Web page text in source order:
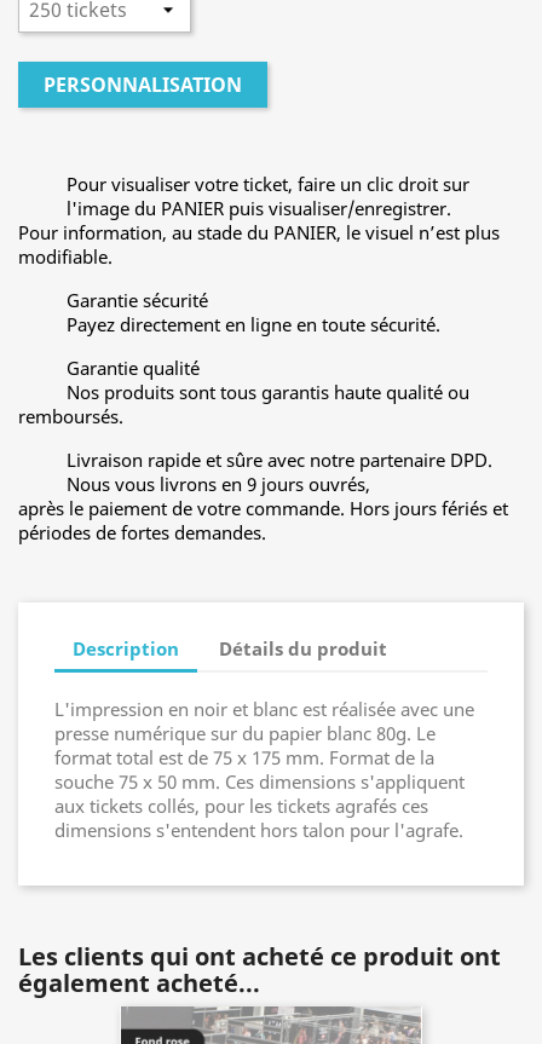
PERSONNALISATION
Pour visualiser votre ticket, faire un clic droit sur
l'image du PANIER puis visualiser/enregistrer.
Pour information, au stade du PANIER, le visuel n’est plus
modifiable.
Garantie sécurité
Payez directement en ligne en toute sécurité.
Garantie qualité
Nos produits sont tous garantis haute qualité ou
remboursés.
Livraison rapide et sûre avec notre partenaire DPD.
Nous vous livrons en 9 jours ouvrés,
après le paiement de votre commande. Hors jours fériés et
périodes de fortes demandes.
Description Détails du produit
L'impression en noir et blanc est réalisée avec une
presse numérique sur du papier blanc 80g. Le
format total est de 75 x 175 mm. Format de la
souche 75 x 50 mm. Ces dimensions s'appliquent
aux tickets collés, pour les tickets agrafés ces
dimensions s'entendent hors talon pour l'agrafe.
Les clients qui ont acheté ce produit ont
également acheté...